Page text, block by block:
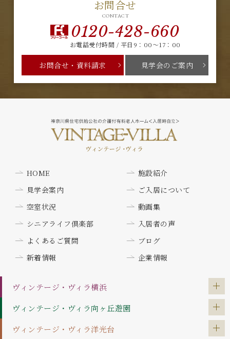
お問合せ
CONTACT
0120-428-660
お電話受付時間 / 平日9：00～17：00
お問合せ・資料請求 見学会のご案内
HOME
施設紹介
見学会案内
ご入居について
空室状況
動画集
シニアライフ倶楽部
入居者の声
よくあるご質問
ブログ
新着情報
企業情報
ヴィンテージ・ヴィラ横浜
ヴィンテージ・ヴィラ向ヶ丘遊園
ヴィンテージ・ヴィラ洋光台